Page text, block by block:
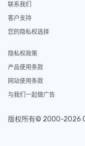
联系我们
客户支持
您的隐私权选择
隐私权政策
产品使用条款
网站使用条款
与我们一起做广告
版权所有© 2000-2026